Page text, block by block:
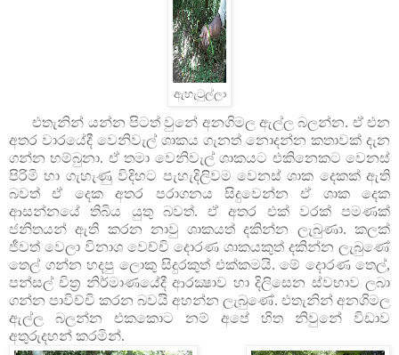
ඇහැටුල්ලා
එතැනින් යන්න පිටත් වුනේ අනගිමල ඇල්ල බලන්න. ඒ එන
අතර වාරයේදී වෙනිවැල් ශාකය ගැනත් නොදන්න කතාවක් දැන
ගන්න හම්බුනා. ඒ තමා වෙනිවැල් ශාකයට එකිනෙකට වෙනස්
පිරිමි හා ගැහැණු විදිහට පැහැදිලිවම වෙනස් ශාක දෙකක් ඇති
බවත් ඒ දෙක අතර පරාගනය සිදුවෙන්න ඒ ශාක දෙක
ආසන්නයේ තිබිය යුතු බවත්. ඒ අතර එක් වරක් පමණක්
ජනිතයන් ඇති කරන නාවු ශාකයත් දකින්න ලැබුණා. කලක්
ජීවත් වෙලා විනාශ වෙච්චි දොරණ ශාකයකුත් දකින්න ලැබුණේ
තෙල් ගන්න හදපු ලොකු සිදුරකුත් එක්කමයි. මේ දොරණ තෙල්,
පන්සල් චිත්‍ර නිර්මාණයේදී ආරක්‍ෂාව හා දිලිසෙන ස්වභාව ලබා
ගන්න පාවිච්චි කරන බවයි අහන්න ලැබුණේ. එතැනින් අනගිමල
ඇල්ල බලන්න එකකොට නම් අපේ හිත නිවුනේ විඩාව
අතුරුදහන් කරමින්.